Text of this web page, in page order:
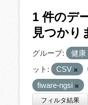
1 件のデ
見つかり
グループ: 健康
ット:
CSV
fiware-ngsi
フィルタ結果